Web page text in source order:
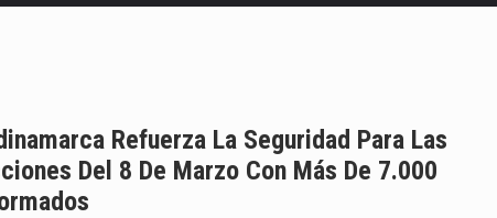
de Circular Sur con…
funciones los días 6,…
recibir una nueva edición…
Refuerza La Seguridad Para Las
Del 8 De Marzo Con Más De 7.000